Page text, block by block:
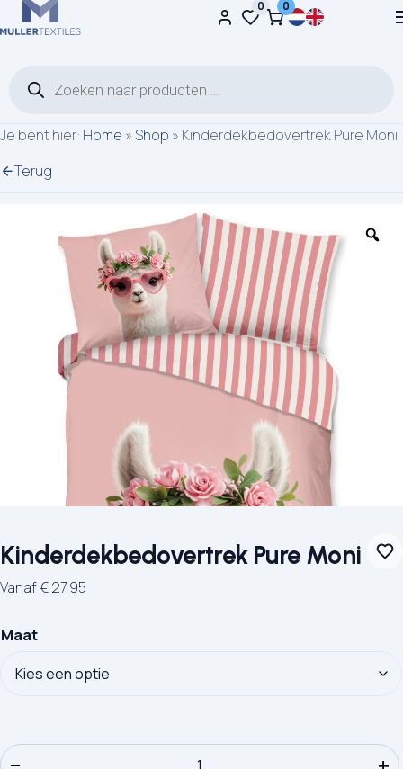
Ga naar de inhoud 0 0
Je bent hier: Home » Shop » Kinderdekbedovertrek Pure Moni
Terug
Kinderdekbedovertrek Pure Moni
Vanaf€27,95
Maat
Kinderdekbedovertrek Pure Moni aantal